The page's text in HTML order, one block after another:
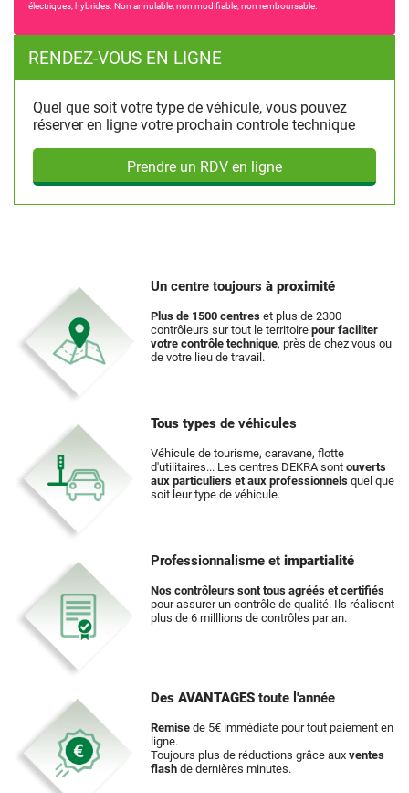
électriques, hybrides. Non annulable, non modifiable, non remboursable.
RENDEZ-VOUS EN LIGNE
Quel que soit votre type de véhicule, vous pouvez
réserver en ligne votre prochain controle technique
Prendre un RDV en ligne
Un centre toujours à proximité
Plus de 1500 centres et plus de 2300
contrôleurs sur tout le territoire pour faciliter
votre contrôle technique, près de chez vous ou
de votre lieu de travail.
Tous types de véhicules
Véhicule de tourisme, caravane, flotte
d'utilitaires... Les centres DEKRA sont ouverts
aux particuliers et aux professionnels quel que
soit leur type de véhicule.
Professionnalisme et impartialité
Nos contrôleurs sont tous agréés et certifiés
pour assurer un contrôle de qualité. Ils réalisent
plus de 6 milllions de contrôles par an.
Des AVANTAGES toute l'année
Remise de 5€ immédiate pour tout paiement en
ligne.
Toujours plus de réductions grâce aux ventes
flash de dernières minutes.